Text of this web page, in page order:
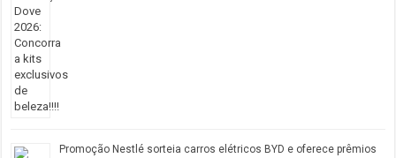
Promoção Nestlé sorteia carros elétricos BYD e oferece prêmios